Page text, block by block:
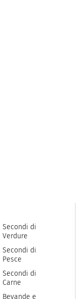
Secondi di
Verdure
Secondi di
Pesce
Secondi di
Carne
Bevande e